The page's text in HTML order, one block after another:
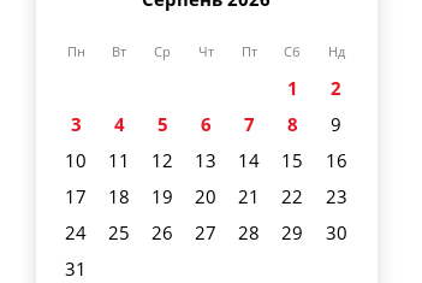
Пн Вт Ср Чт Пт Сб Нд
1
2
3
4 5 6 7 8
9
10
11 12 13 14 15
16
17
18 19 20 21 22
23
24
25 26 27 28 29
30
31